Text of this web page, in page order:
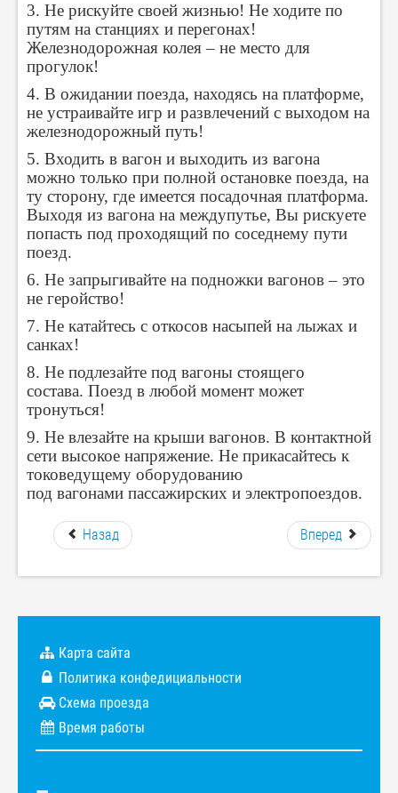
3. Не рискуйте своей жизнью! Не ходите по
путям на станциях и перегонах!
Железнодорожная колея – не место для
прогулок!
4. В ожидании поезда, находясь на платформе,
не устраивайте игр и развлечений с выходом на
железнодорожный путь!
5. Входить в вагон и выходить из вагона
можно только при полной остановке поезда, на
ту сторону, где имеется посадочная платформа.
Выходя из вагона на междупутье, Вы рискуете
попасть под проходящий по соседнему пути
поезд.
6. Не запрыгивайте на подножки вагонов – это
не геройство!
7. Не катайтесь с откосов насыпей на лыжах и
санках!
8. Не подлезайте под вагоны стоящего
состава. Поезд в любой момент может
тронуться!
9. Не влезайте на крыши вагонов. В контактной
сети высокое напряжение. Не прикасайтесь к
токоведущему оборудованию
под вагонами пассажирских и электропоездов.
Назад Вперед
Карта сайта
Политика конфедициальности
Схема проезда
Время работы